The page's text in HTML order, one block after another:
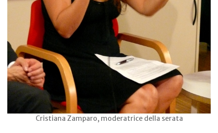
Cristiana Zamparo, moderatrice della serata